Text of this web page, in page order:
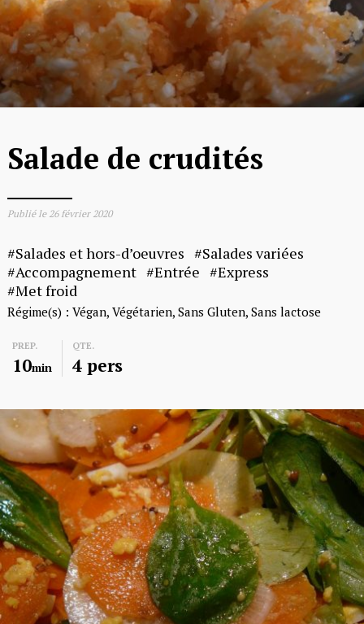
Salade de crudités
Publié le 26 février 2020
Salades et hors-d’oeuvres
Salades variées
Accompagnement
Entrée
Express
Met froid
Régime(s) : Végan Végétarien Sans Gluten Sans lactose
PREP.
10min
QTE.
4 pers